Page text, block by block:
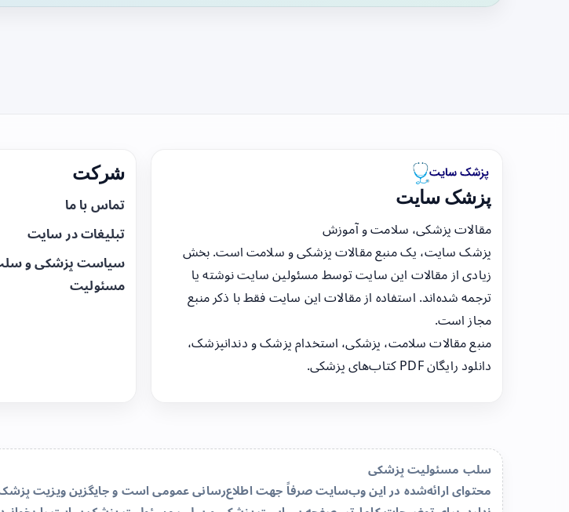
پزشک سایت
مقالات پزشکی، سلامت و آموزش
پزشک سایت، یک منبع مقالات پزشکی و سلامت است. بخش
زیادی از مقالات این سایت توسط مسئولین سایت نوشته یا
ترجمه شده‌اند. استفاده از مقالات این سایت فقط با ذکر منبع
مجاز است.
منبع مقالات سلامت، پزشکی، استخدام پزشک و دندانپزشک،
دانلود رایگان PDF کتاب‌های پزشکی.
شرکت
تماس با ما
تبلیغات در سایت
سیاست پزشکی و
مسئولیت
سلب مسئولیت پزشکی
محتوای ارائه‌شده در این وب‌سایت صرفاً جهت اطلاع‌رسانی عمومی است و جایگزین ویزیت